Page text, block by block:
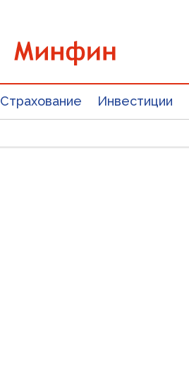
Страхование Инвестиции